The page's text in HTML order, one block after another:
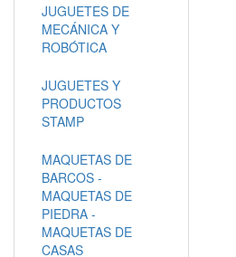
JUGUETES DE
MECÁNICA Y
ROBÓTICA
JUGUETES Y
PRODUCTOS
STAMP
MAQUETAS DE
BARCOS -
MAQUETAS DE
PIEDRA -
MAQUETAS DE
CASAS